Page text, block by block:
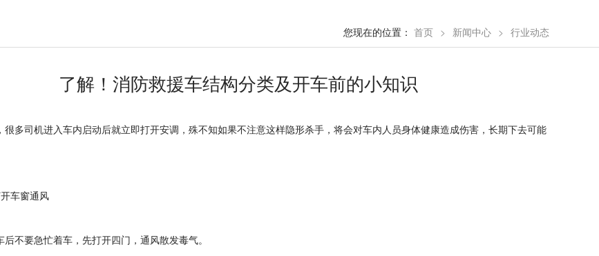
您现在的位置： 首页 > 新闻中心 > 行业动态
了解！消防救援车结构分类及开车前的小知识
很多司机进入车内启动后就立即打开安调，殊不知如果不注意这样隐形杀手，将会对车内人员身体健康造成伤害，长期下去可能
车窗通风
不要急忙着车，先打开四门，通风散发毒气。